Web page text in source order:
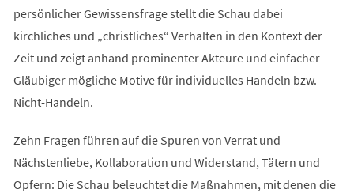
persönlicher Gewissensfrage stellt die Schau dabei
kirchliches und „christliches“ Verhalten in den Kontext der
Zeit und zeigt anhand prominenter Akteure und einfacher
Gläubiger mögliche Motive für individuelles Handeln bzw.
Nicht-Handeln.
Zehn Fragen führen auf die Spuren von Verrat und
Nächstenliebe, Kollaboration und Widerstand, Tätern und
Opfern: Die Schau beleuchtet die Maßnahmen, mit denen die